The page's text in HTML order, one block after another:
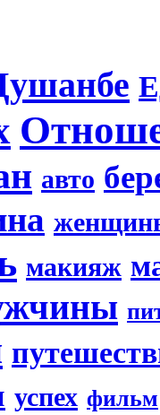
авто
макияж
успех фильм